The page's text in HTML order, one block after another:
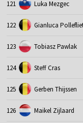
121 Luka Mezgec
122 Gianluca
123 Tobiasz Pawlak
124 Steff Cras
125 Gerben Thijssen
126 Maikel Zijlaard